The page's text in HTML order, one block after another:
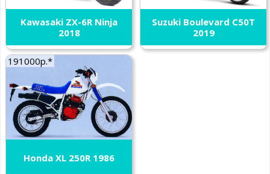
Kawasaki ZX-6R Ninja
2018
Suzuki Boulevard C50T
2019
191000р.*
Honda XL 250R 1986